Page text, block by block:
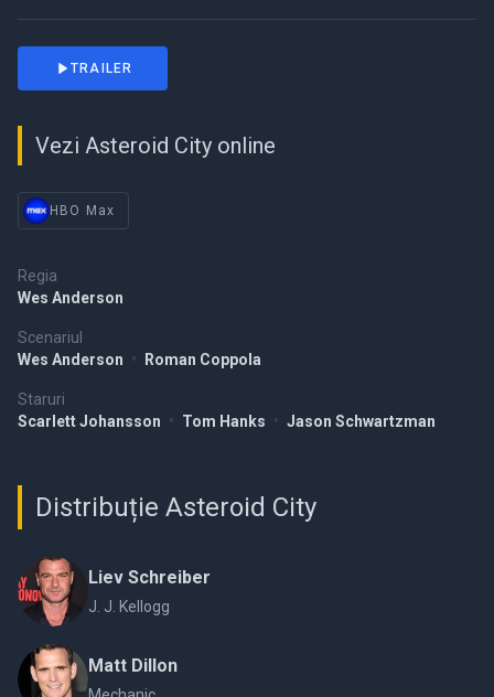
Regia
Wes Anderson
Scenariul
Wes Anderson • Roman Coppola
Staruri
Scarlett Johansson • Tom Hanks • Jason Schwartzman
TRAILER
Vezi Asteroid City online
HBO Max
Distribuție Asteroid City
Liev Schreiber
J. J. Kellogg
Matt Dillon